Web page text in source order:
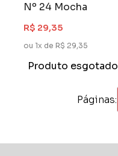
Nº 24 Mocha
R$ 29,35
ou 1x de R$ 29,35
Produto esgotado
Páginas: